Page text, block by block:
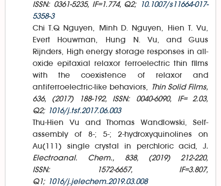
ISSN: 0361-5235, IF=1.774, Q2;
10.1007/s11664-017-
5358-3
Chi T.Q Nguyen, Minh D. Nguyen, Hien T. Vu,
Evert Houwman, Hung N. Vu, and Guus
Rijnders, High energy storage responses in all-
oxide epitaxial relaxor ferroelectric thin films
with the coexistence of relaxor and
antiferroelectric-like behaviors,
Thin Solid Films,
636, (2017) 188-192, ISSN: 0040-6090, IF= 2.03,
Q2; 1016/j.tsf.2017.06.003
Thu-Hien Vu and Thomas Wandlowski, Self-
assembly of 8-; 5-; 2-hydroxyquinolines on
Au(111) single crystal in perchloric acid, J.
Electroanal. Chem., 838, (2019) 212-220,
ISSN: 1572-6657, IF=3.807,
Q1; 1016/j.jelechem.2019.03.008